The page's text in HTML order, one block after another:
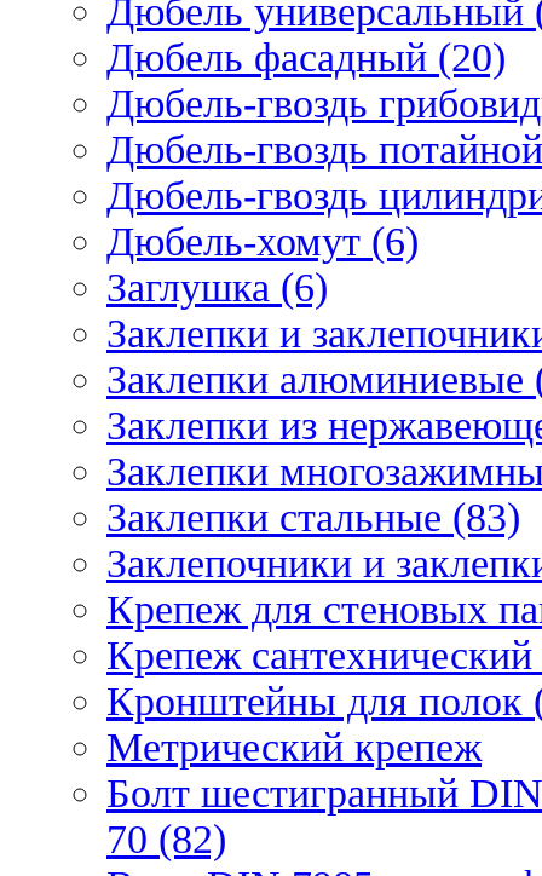
Дюбель универсальный
Дюбель фасадный (20)
Дюбель-гвоздь
Дюбель-гвоздь
Дюбель-гвоздь
Дюбель-хомут (6)
Заглушка (6)
Заклепки и
Заклепки алюминиевые
Заклепки из
Заклепки
Заклепки стальные (83)
Заклепочники и
Крепеж для стеновых
Крепеж
Кронштейны для полок
Метрический крепеж
Болт шестигранный
70 (82)